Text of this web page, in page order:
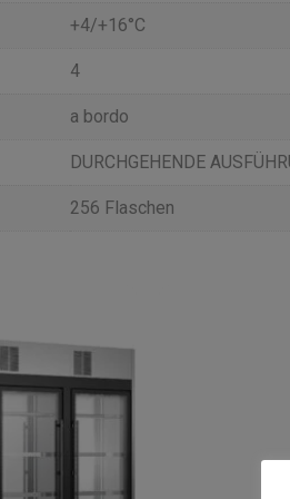
+4/+16°C
4
a bordo
DURCHGEHENDE
256 Flaschen